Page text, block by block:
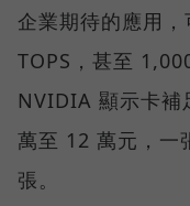
企業期待的應用
TOPS，甚至
NVIDIA 顯示卡補
萬至 12 萬元，一
張。